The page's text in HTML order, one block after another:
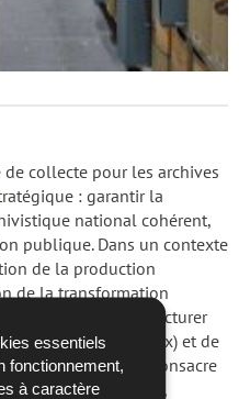
essentiels
fonctionnement,
à caractère
collecte pour les archives
: garantir la
national cohérent,
publique. Dans un contexte
de la production
de la transformation
permet de structurer
Luxembourg (ANLux) et de
La politique consacre
et rappelle que,